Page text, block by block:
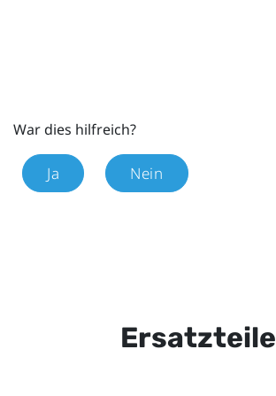
War dies hilfreich?
Ja Nein
Ersatzteile